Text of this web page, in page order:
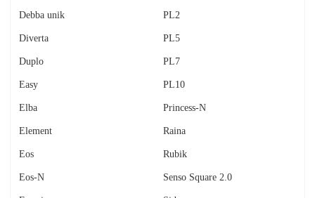
Debba unik
Diverta
Duplo
Easy
Elba
Element
Eos
Eos-N
PL2
PL5
PL7
PL10
Princess-N
Raina
Rubik
Senso Square 2.0